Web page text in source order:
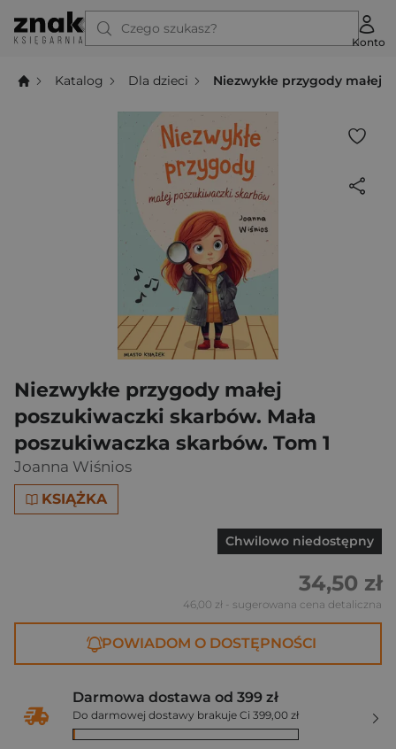
Czego szukasz?
Konto
Katalog Dla dzieci Niezwykłe przygody małej
Niezwykłe przygody małej
poszukiwaczki skarbów. Mała
poszukiwaczka skarbów. Tom 1
Joanna Wiśnios
KSIĄŻKA
Chwilowo niedostępny
34,50 zł
46,00 zł - sugerowana cena detaliczna
POWIADOM O DOSTĘPNOŚCI
Darmowa dostawa od 399 zł
Do darmowej dostawy brakuje Ci 399,00 zł